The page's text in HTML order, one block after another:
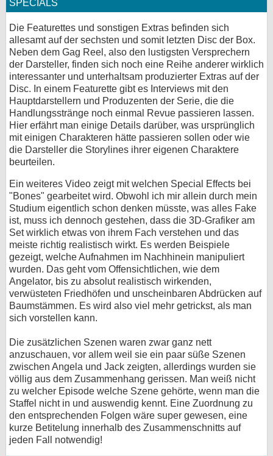
SPECIALS
Die Featurettes und sonstigen Extras befinden sich
allesamt auf der sechsten und somit letzten Disc der Box.
Neben dem Gag Reel, also den lustigsten Versprechern
der Darsteller, finden sich noch eine Reihe anderer wirklich
interessanter und unterhaltsam produzierter Extras auf der
Disc. In einem Featurette gibt es Interviews mit den
Hauptdarstellern und Produzenten der Serie, die die
Handlungsstränge noch einmal Revue passieren lassen.
Hier erfährt man einige Details darüber, was ursprünglich
mit einigen Charakteren hätte passieren sollen oder wie
die Darsteller die Storylines ihrer eigenen Charaktere
beurteilen.
Ein weiteres Video zeigt mit welchen Special Effects bei
"Bones" gearbeitet wird. Obwohl ich mir allein durch mein
Studium eigentlich schon denken müsste, was alles Fake
ist, muss ich dennoch gestehen, dass die 3D-Grafiker am
Set wirklich etwas von ihrem Fach verstehen und das
meiste richtig realistisch wirkt. Es werden Beispiele
gezeigt, welche Aufnahmen im Nachhinein manipuliert
wurden. Das geht vom Offensichtlichen, wie dem
Angelator, bis zu absolut realistisch wirkenden,
verwüsteten Friedhöfen und unscheinbaren Abdrücken auf
Baumstämmen. Es wird also viel mehr getrickst, als man
sich vorstellen kann.
Die zusätzlichen Szenen waren zwar ganz nett
anzuschauen, vor allem weil sie ein paar süße Szenen
zwischen Angela und Jack zeigten, allerdings wurden sie
völlig aus dem Zusammenhang gerissen. Man weiß nicht
zu welcher Episode welche Szene gehörte, wenn man die
Staffel nicht in und auswendig kennt. Eine Zuordnung zu
den entsprechenden Folgen wäre super gewesen, eine
kurze Betitelung innerhalb des Zusammenschnitts auf
jeden Fall notwendig!